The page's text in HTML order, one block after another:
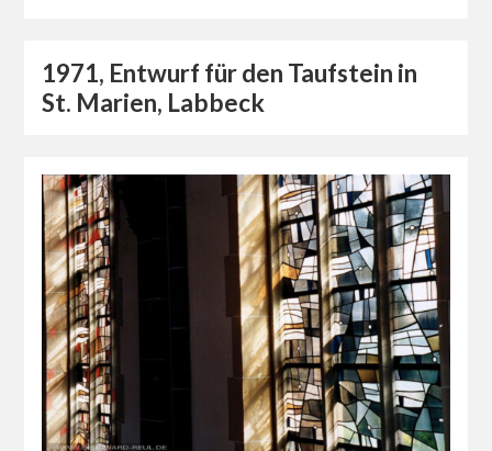
1971, Entwurf für den Taufstein in
St. Marien, Labbeck